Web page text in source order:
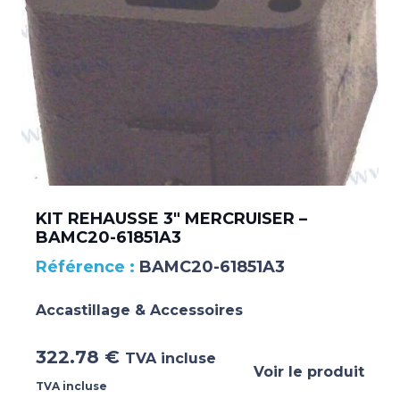
KIT REHAUSSE 3″ MERCRUISER –
BAMC20-61851A3
BAMC20-61851A3
Accastillage & Accessoires
322.78 € TVA incluse
TVA incluse
Voir le produit